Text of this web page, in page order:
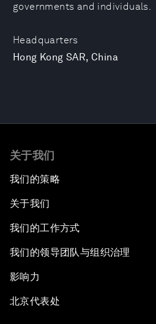
Headquarters
Hong Kong SAR, China
governments and individuals.
关于我们
我们的策略
关于我们
我们的工作方式
我们的领导团队与组织治理
影响力
北京代表处